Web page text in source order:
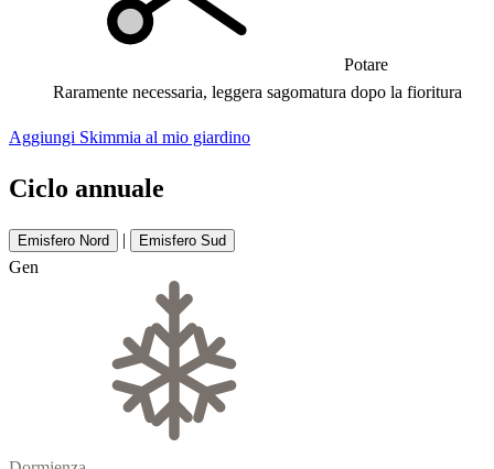
Potare
Raramente necessaria, leggera sagomatura dopo la fioritura
Aggiungi Skimmia al mio giardino
Ciclo annuale
Emisfero Nord | Emisfero Sud
Gen